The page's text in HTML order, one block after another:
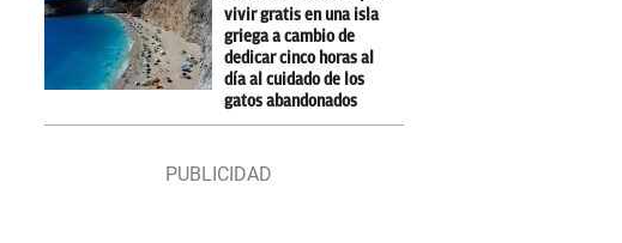
vivir gratis en una isla
griega a cambio de
dedicar cinco horas al
día al cuidado de los
gatos abandonados